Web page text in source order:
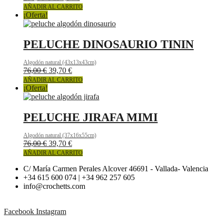
AÑADIR AL CARRITO
¡Oferta!
PELUCHE DINOSAURIO TININ
Algodón natural (43x13x43cm)
76,00€ El
precio
era:
39,70 €El
precio
es:
AÑADIR AL CARRITO
¡Oferta!
PELUCHE JIRAFA MIMI
Algodón natural (37x16x55cm)
76,00€ El
precio
era:
76,00 €.
39,70 €El
precio
es:
39,70 €.
AÑADIR AL CARRITO
C/ María Carmen Perales Alcover 46691 - Vallada- Valencia
+34 615 600 074 | +34 962 257 605
info@crochetts.com
Facebook Instagram